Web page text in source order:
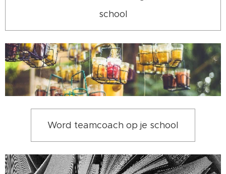
school
Word teamcoach op je school